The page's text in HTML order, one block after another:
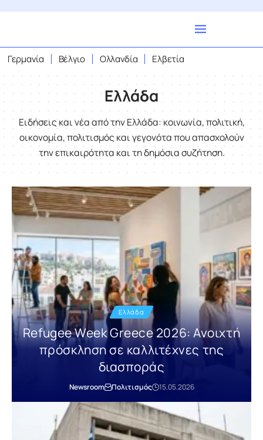
Γερμανία Βέλγιο Ολλανδία Ελβετία
Ελλάδα
Ειδήσεις και νέα από την Ελλάδα: κοινωνία, πολιτική,
οικονομία, πολιτισμός και γεγονότα που απασχολούν
την επικαιρότητα και τη δημόσια συζήτηση.
Ελλάδα
Refugee Week Greece 2026: Ανοιχτή
πρόσκληση σε καλλιτέχνες της
διασποράς
Newsroom Πολιτισμός 15.05.2026